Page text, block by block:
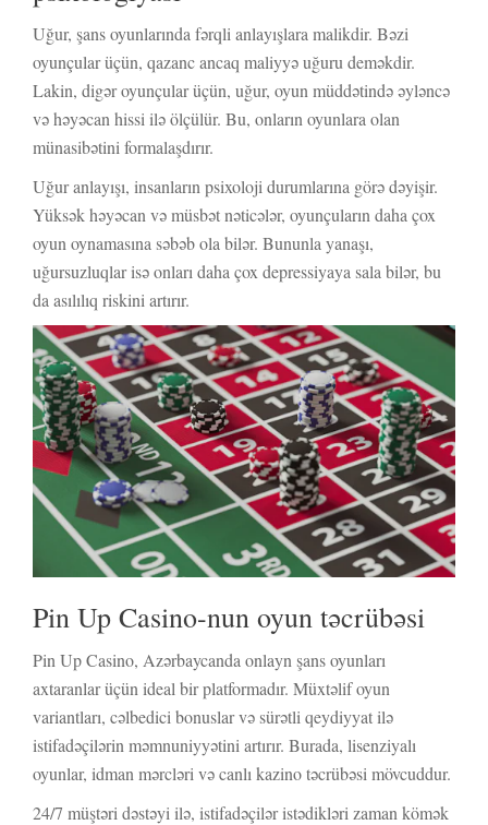
Uğur, şans oyunlarında fərqli anlayışlara malikdir. Bəzi
oyunçular üçün, qazanc ancaq maliyyə uğuru deməkdir.
Lakin, digər oyunçular üçün, uğur, oyun müddətində əyləncə
və həyəcan hissi ilə ölçülür. Bu, onların oyunlara olan
münasibətini formalaşdırır.
Uğur anlayışı, insanların psixoloji durumlarına görə dəyişir.
Yüksək həyəcan və müsbət nəticələr, oyunçuların daha çox
oyun oynamasına səbəb ola bilər. Bununla yanaşı,
uğursuzluqlar isə onları daha çox depressiyaya sala bilər, bu
da asılılıq riskini artırır.
Pin Up Casino-nun oyun təcrübəsi
Pin Up Casino, Azərbaycanda onlayn şans oyunları
axtaranlar üçün ideal bir platformadır. Müxtəlif oyun
variantları, cəlbedici bonuslar və sürətli qeydiyyat ilə
istifadəçilərin məmnuniyyətini artırır. Burada, lisenziyalı
oyunlar, idman mərcləri və canlı kazino təcrübəsi mövcuddur.
24/7 müştəri dəstəyi ilə, istifadəçilər istədikləri zaman kömək